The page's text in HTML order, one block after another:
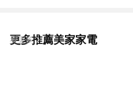
更多推薦美家家電
看更多